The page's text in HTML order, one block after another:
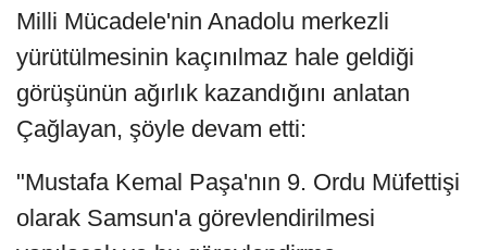
Milli Mücadele'nin Anadolu merkezli
yürütülmesinin kaçınılmaz hale geldiği
görüşünün ağırlık kazandığını anlatan
Çağlayan, şöyle devam etti:
"Mustafa Kemal Paşa'nın 9. Ordu Müfettişi
olarak Samsun'a görevlendirilmesi